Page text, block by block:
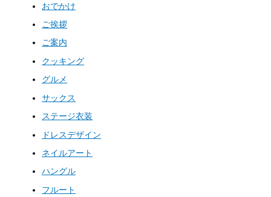
おでかけ
ご挨拶
ご案内
クッキング
グルメ
サックス
ステージ衣装
ドレスデザイン
ネイルアート
ハングル
フルート